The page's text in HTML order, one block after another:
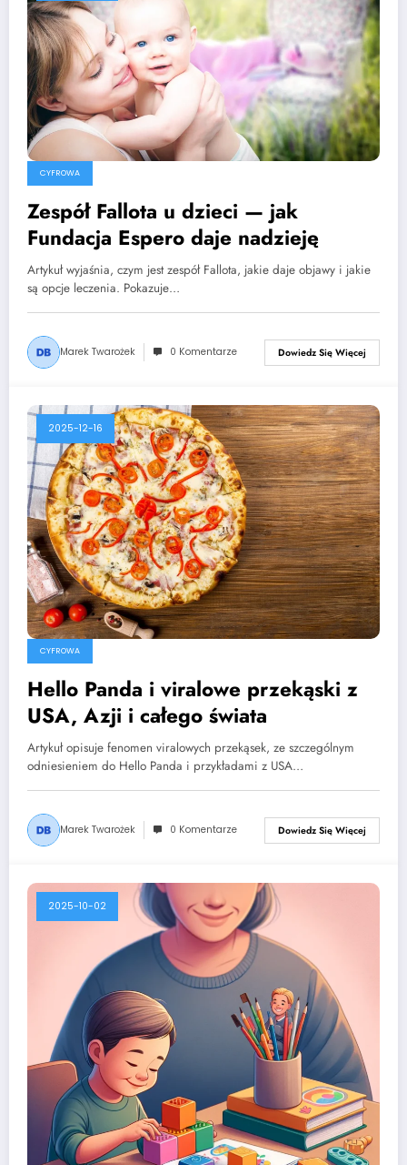
CYFROWA
Zespół Fallota u dzieci — jak
Fundacja Espero daje nadzieję
Artykuł wyjaśnia, czym jest zespół Fallota, jakie daje objawy i jakie
są opcje leczenia. Pokazuje…
Marek Twarożek 0 Komentarze Dowiedz Się Więcej
2025-12-16
CYFROWA
Hello Panda i viralowe przekąski z
USA, Azji i całego świata
Artykuł opisuje fenomen viralowych przekąsek, ze szczególnym
odniesieniem do Hello Panda i przykładami z USA…
Marek Twarożek 0 Komentarze Dowiedz Się Więcej
2025-10-02